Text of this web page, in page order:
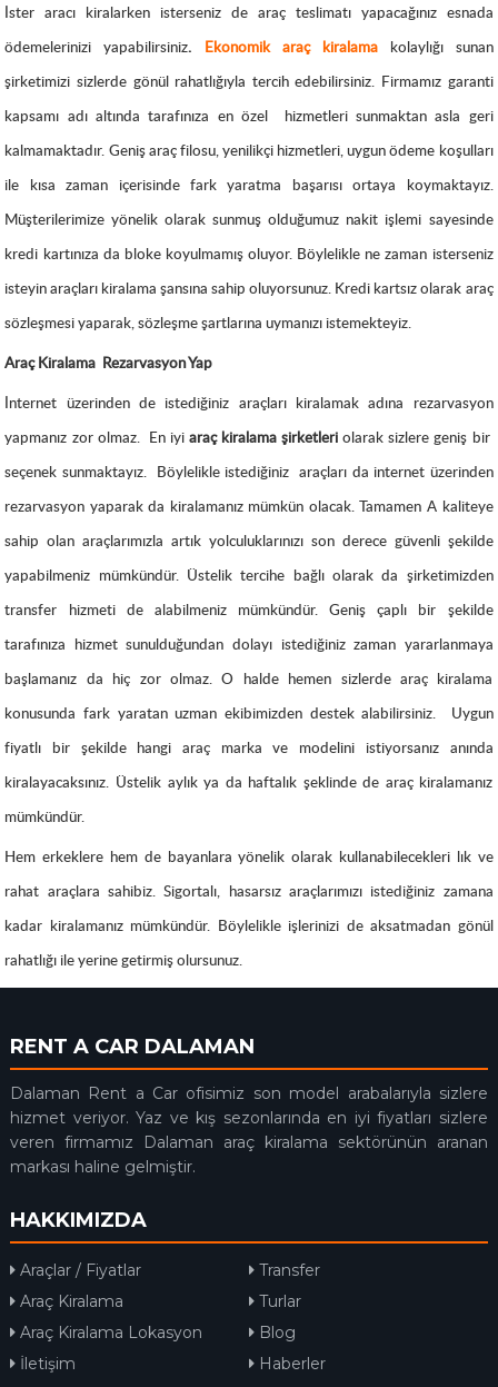
İster aracı kiralarken isterseniz de araç teslimatı yapacağınız esnada
ödemelerinizi yapabilirsiniz. Ekonomik araç kiralama
kolaylığı sunan
şirketimizi sizlerde gönül rahatlığıyla tercih edebilirsiniz. Firmamız garanti
kapsamı adı altında tarafınıza en özel
hizmetleri sunmaktan asla geri
kalmamaktadır. Geniş araç filosu,yenilikçi hizmetleri, uygun ödeme koşulları
ile kısa zaman içerisinde fark yaratma başarısı ortaya koymaktayız.
Müşterilerimize yönelik olarak sunmuş olduğumuz nakit işlemi sayesinde
kredi kartınıza da bloke koyulmamış oluyor. Böylelikle ne zaman isterseniz
isteyin araçları kiralama şansına sahip oluyorsunuz. Kredi kartsız olarak araç
sözleşmesi yaparak, sözleşme şartlarına uymanızı istemekteyiz.
Araç Kiralama Rezarvasyon Yap
İnternet üzerinden de istediğiniz araçları kiralamak adına rezarvasyon
yapmanız zor olmaz. En iyi araç kiralama şirketleriolarak sizlere geniş bir
seçenek sunmaktayız. Böylelikle istediğiniz araçları da internet üzerinden
rezarvasyon yaparak da kiralamanız mümkün olacak. Tamamen A kaliteye
sahip olan araçlarımızla artık yolculuklarınızı son derece güvenli şekilde
yapabilmeniz mümkündür. Üstelik tercihe bağlı olarak da şirketimizden
transfer hizmeti de alabilmeniz mümkündür. Geniş çaplı bir şekilde
tarafınıza hizmet sunulduğundan dolayı istediğiniz zaman yararlanmaya
başlamanız da hiç zor olmaz. O halde hemen sizlerde araç kiralama
konusunda fark yaratan uzman ekibimizden destek alabilirsiniz.
Uygun
fiyatlı bir şekilde hangi araç marka ve modelini istiyorsanız anında
kiralayacaksınız. Üstelik aylık ya da haftalık şeklinde de araç kiralamanız
mümkündür.
Hem erkeklere hem de bayanlara yönelik olarak kullanabilecekleri lık ve
rahat araçlara sahibiz. Sigortalı, hasarsız araçlarımızı istediğiniz zamana
kadar kiralamanız mümkündür. Böylelikle işlerinizi de aksatmadan gönül
rahatlığı ile yerine getirmiş olursunuz.
RENT A CAR DALAMAN
Dalaman Rent a Car ofisimiz son model arabalarıyla sizlere
hizmet veriyor. Yaz ve kış sezonlarında en iyi fiyatları sizlere
veren firmamız Dalaman araç kiralama sektörünün aranan
markası haline gelmiştir.
HAKKIMIZDA
Araçlar / Fiyatlar
Transfer
Araç Kiralama
Turlar
Araç Kiralama Lokasyon
Blog
İletişim
Haberler